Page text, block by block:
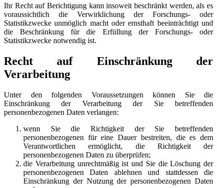
Ihr Recht auf Berichtigung kann insoweit beschränkt werden, als es
voraussichtlich die Verwirklichung der Forschungs- oder
Statistikzwecke unmöglich macht oder ernsthaft beeinträchtigt und
die Beschränkung für die Erfüllung der Forschungs- oder
Statistikzwecke notwendig ist.
Recht auf Einschränkung der
Verarbeitung
Unter den folgenden Voraussetzungen können Sie die
Einschränkung der Verarbeitung der Sie betreffenden
personenbezogenen Daten verlangen:
wenn Sie die Richtigkeit der Sie betreffenden
personenbezogenen für eine Dauer bestreiten, die es dem
Verantwortlichen ermöglicht, die Richtigkeit der
personenbezogenen Daten zu überprüfen;
die Verarbeitung unrechtmäßig ist und Sie die Löschung der
personenbezogenen Daten ablehnen und stattdessen die
Einschränkung der Nutzung der personenbezogenen Daten